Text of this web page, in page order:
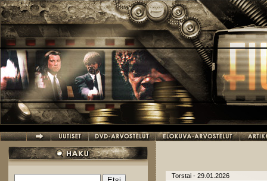
Hyppää pääsisältöön
Torstai - 29.01.2026